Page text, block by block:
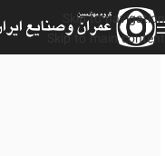
Skip to navigation
Skip to main content